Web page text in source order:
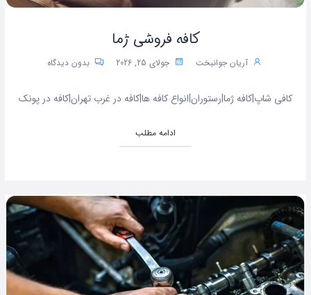
کافه فروشی ژما
آریان جوانبخت جولای 25, 2026 بدون دیدگاه
کافی شاپ|کافه ژما|رستوران|انواع کافه ها|کافه در غرب تهران|کافه در پونک
ادامه مطلب